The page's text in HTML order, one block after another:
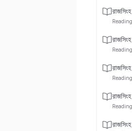
Reading
Reading
Reading
Reading